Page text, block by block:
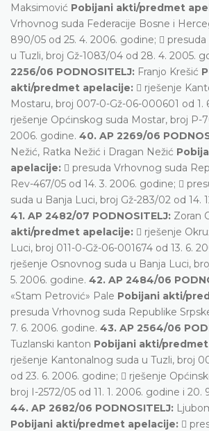
Maksimović Pobijani akti/predmet
Vrhovnog suda Federacije Bosne i
890/05 od 25. 4. 2006. godine; 
u Tuzli, broj Gž-1083/04 od 28. 4. 2005.
2256/06 PODNOSITELJ: Franjo Krešić
akti/predmet apelacije:  rješenje
Mostaru, broj 007-0-Gž-06-000601 od 1.
rješenje Općinskog suda Mostar, broj P-
2006. godine. 40. AP 2269/06
Nežić, Ratka Nežić i Dragan Nežić
apelacije:  presuda Vrhovnog suda
Rev-467/05 od 14. 3. 2006. godine; 
suda u Banja Luci, broj Gž-283/02 od 14.
41. AP 2482/07 PODNOSITELJ: Zoran
akti/predmet apelacije:  rješenje
Luci, broj 011-0-Gž-06-001674 od 13. 6.
rješenje Osnovnog suda u Banja Luci,
5. 2006. godine. 42. AP 2484/06
«Stam Petrović» Pale Pobijani akti/
presuda Vrhovnog suda Republike
7. 6. 2006. godine. 43. AP 2564/06
Tuzlanski kanton Pobijani akti/
rješenje Kantonalnog suda u Tuzli, broj
od 23. 6. 2006. godine;  rješenje
broj I-2572/05 od 11. 1. 2006. godine i 20.
44. AP 2682/06 PODNOSITELJ:
Pobijani akti/predmet apelacije: 